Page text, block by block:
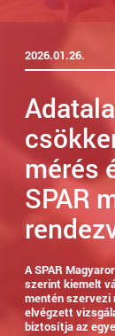
2026.01.26.
mérés
SPAR
A SPAR
szerint kiemelt
mentén szervezi
elvégzett
biztosítja az